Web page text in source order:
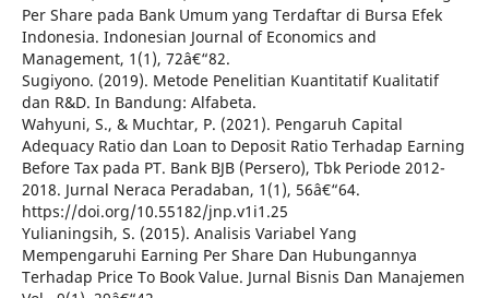
Per Share pada Bank Umum yang Terdaftar di Bursa Efek
Indonesia. Indonesian Journal of Economics and
Management, 1(1), 72â€“82.
Sugiyono. (2019). Metode Penelitian Kuantitatif Kualitatif
dan R&D. In Bandung: Alfabeta.
Wahyuni, S., & Muchtar, P. (2021). Pengaruh Capital
Adequacy Ratio dan Loan to Deposit Ratio Terhadap Earning
Before Tax pada PT. Bank BJB (Persero), Tbk Periode 2012-
2018. Jurnal Neraca Peradaban, 1(1), 56â€“64.
https://doi.org/10.55182/jnp.v1i1.25
Yulianingsih, S. (2015). Analisis Variabel Yang
Mempengaruhi Earning Per Share Dan Hubungannya
Terhadap Price To Book Value. Jurnal Bisnis Dan Manajemen